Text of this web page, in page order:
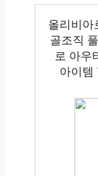
올리비아
골조직
로 아우
아이템